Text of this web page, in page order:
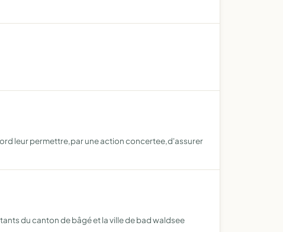
leur permettre,par une action concertee,d'assurer
du canton de bâgé et la ville de bad waldsee